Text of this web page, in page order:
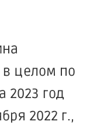
целом по
2023 год
2022 г.,